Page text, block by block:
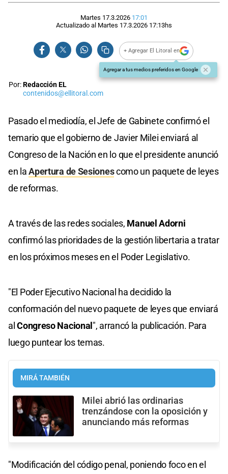
Martes 17.3.2026 17:01
Actualizado al Martes 17.3.2026 17:13hs
+ Agregar El Litoral en
Agregar a tus medios preferidos en Google
Por:Redacción EL
contenidos@ellitoral.com
Pasado el mediodía, el Jefe de Gabinete confirmó el
temario que el gobierno de Javier Milei enviará al
Congreso de la Nación en lo que el presidente anunció
en laApertura de Sesionescomo un paquete de leyes
de reformas.
A través de las redes sociales, Manuel Adorni
confirmó las prioridades de la gestión libertaria a tratar
en los próximos meses en el Poder Legislativo.
"El Poder Ejecutivo Nacional ha decidido la
conformación del nuevo paquete de leyes que enviará
alCongreso Nacional", arrancó la publicación. Para
luego puntear los temas.
MIRÁ TAMBIÉN
Milei abrió las ordinarias
trenzándose con la oposición y
anunciando más reformas
"Modificación del código penal, poniendo foco en el